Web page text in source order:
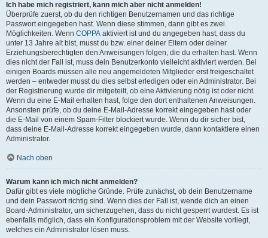
Ich habe mich registriert, kann mich aber nicht anmelden!
Überprüfe zuerst, ob du den richtigen Benutzernamen und das richtige
Passwort eingegeben hast. Wenn diese stimmen, dann gibt es zwei
Möglichkeiten. Wenn COPPA aktiviert ist und du angegeben hast, dass du
unter 13 Jahre alt bist, musst du bzw. einer deiner Eltern oder deiner
Erziehungsberechtigten den Anweisungen folgen, die du erhalten hast. Wenn
dies nicht der Fall ist, muss dein Benutzerkonto vielleicht aktiviert werden. Bei
einigen Boards müssen alle neu angemeldeten Mitglieder erst freigeschaltet
werden – entweder musst du dies selbst erledigen oder ein Administrator. Bei
der Registrierung wurde dir mitgeteilt, ob eine Aktivierung nötig ist oder nicht.
Wenn du eine E-Mail erhalten hast, folge den dort enthaltenen Anweisungen.
Ansonsten prüfe, ob du deine E-Mail-Adresse korrekt eingegeben hast oder
die E-Mail von einem Spam-Filter blockiert wurde. Wenn du dir sicher bist,
dass deine E-Mail-Adresse korrekt eingegeben wurde, dann kontaktiere einen
Administrator.
Nach oben
Warum kann ich mich nicht anmelden?
Dafür gibt es viele mögliche Gründe. Prüfe zunächst, ob dein Benutzername
und dein Passwort richtig sind. Wenn dies der Fall ist, wende dich an einen
Board-Administrator, um sicherzugehen, dass du nicht gesperrt wurdest. Es ist
ebenfalls möglich, dass ein Konfigurationsproblem mit der Website vorliegt,
welches ein Administrator lösen muss.